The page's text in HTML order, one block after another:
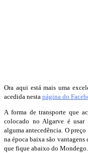
Ora aqui está mais uma
acedida nesta página do
A forma de transporte que
colocado no Algarve é
alguma antecedência. O
na época baixa são
que fique abaixo do Mondego.